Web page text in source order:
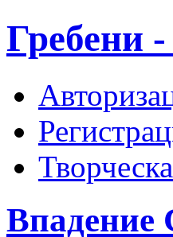
Гребени